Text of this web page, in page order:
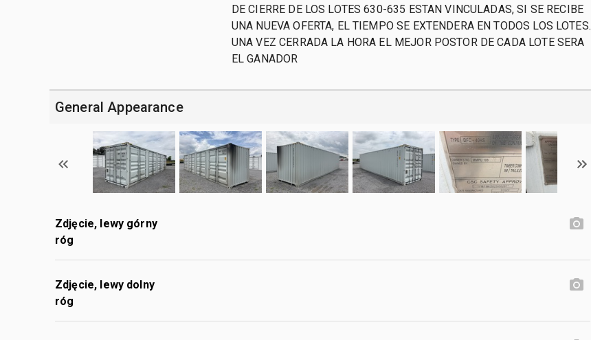
DE CIERRE DE LOS LOTES 630-635 ESTAN VINCULADAS, SI SE RECIBE
UNA NUEVA OFERTA, EL TIEMPO SE EXTENDERA EN TODOS LOS LOTES.
UNA VEZ CERRADA LA HORA EL MEJOR POSTOR DE CADA LOTE SERA
EL GANADOR
General Appearance
Zdjęcie, lewy górny
róg
Zdjęcie, lewy dolny
róg